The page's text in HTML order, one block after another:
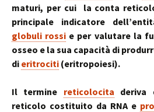
maturi, per cui la conta
principale indicatore
globuli rossi e per valutare la
osseo e la sua capacità di
di eritrociti (eritropoiesi).
Il termine reticolocita deriva
reticolo costituito da RNA e